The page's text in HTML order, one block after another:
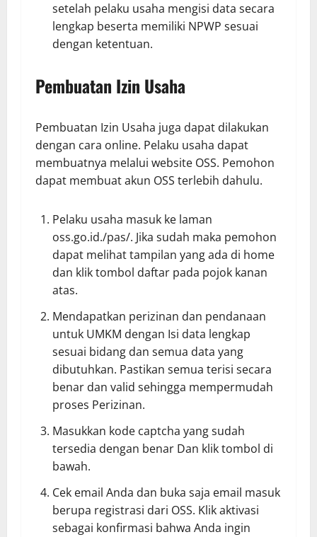
setelah pelaku usaha mengisi data secara
lengkap beserta memiliki NPWP sesuai
dengan ketentuan.
Pembuatan Izin Usaha
Pembuatan Izin Usaha juga dapat dilakukan
dengan cara online. Pelaku usaha dapat
membuatnya melalui website OSS. Pemohon
dapat membuat akun OSS terlebih dahulu.
Pelaku usaha masuk ke laman
oss.go.id./pas/. Jika sudah maka pemohon
dapat melihat tampilan yang ada di home
dan klik tombol daftar pada pojok kanan
atas.
Mendapatkan perizinan dan pendanaan
untuk UMKM dengan Isi data lengkap
sesuai bidang dan semua data yang
dibutuhkan. Pastikan semua terisi secara
benar dan valid sehingga mempermudah
proses Perizinan.
Masukkan kode captcha yang sudah
tersedia dengan benar Dan klik tombol di
bawah.
Cek email Anda dan buka saja email masuk
berupa registrasi dari OSS. Klik aktivasi
sebagai konfirmasi bahwa Anda ingin